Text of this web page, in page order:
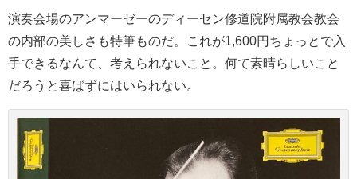
演奏会場のアンマーゼーのディーセン修道院附属教会教会
の内部の美しさも特筆ものだ。これが1,600円ちょっとで入
手できるなんて、考えられないこと。何て素晴らしいこと
だろうと喜ばずにはいられない。